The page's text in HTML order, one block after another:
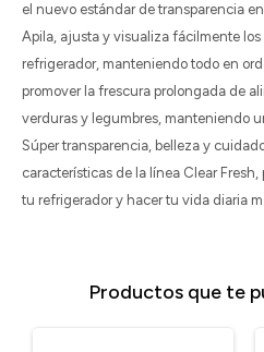
el nuevo estándar de transparencia
Apila, ajusta y visualiza fácilmente
refrigerador, manteniendo todo en
promover la frescura prolongada de
verduras y legumbres, manteniendo
Súper transparencia, belleza y
características de la línea Clear
tu refrigerador y hacer tu vida diaria
Productos que te